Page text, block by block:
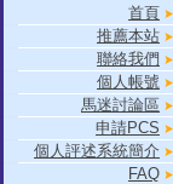
首頁
推薦本站
聯絡我們
個人帳號
馬迷討論區
申請PCS
個人評述系統簡介
FAQ